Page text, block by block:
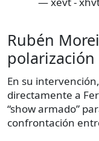
Rubén
polarización
En su
directamente a
“show armado”
confrontación